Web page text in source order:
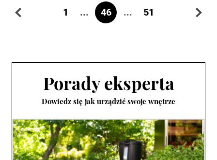
1 ... 46 ... 51
Porady eksperta
Dowiedz się jak urządzić swoje wnętrze